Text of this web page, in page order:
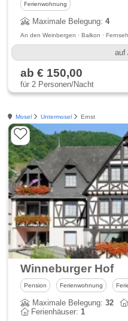
Ferienwohnung
Maximale Belegung:4
An den Weinbergen · Balkon ·
auf
ab € 150,00
für 2 Personen/Nacht
Mosel Untermosel Ernst
Winneburger Hof
Pension Ferienwohnung
Maximale Belegung:32
Ferienhäuser:1